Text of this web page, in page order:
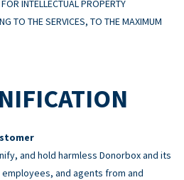
INTELLECTUAL PROPERTY
TO THE SERVICES, TO THE MAXIMUM
and hold harmless Donorbox and its
and agents from and